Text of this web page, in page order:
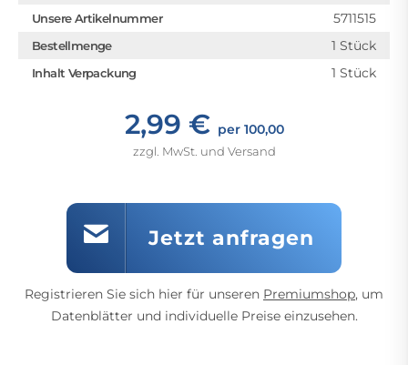
Unsere Artikelnummer 5711515
Bestellmenge 1 Stück
Inhalt Verpackung 1 Stück
2,99 € per 100,00
zzgl. MwSt. und Versand
Jetzt anfragen
Registrieren Sie sich hier für unseren Premiumshop, um
Datenblätter und individuelle Preise einzusehen.